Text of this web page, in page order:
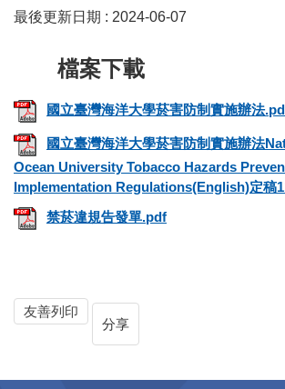
最後更新日期 : 2024-06-07
國立臺灣海洋大學菸害防制實施辦法
國立臺灣海洋大學菸害防制實施辦法
Ocean University Tobacco Hazards
Implementation Regulations(English)定稿
禁菸違規告發單.pdf
友善列印
分享